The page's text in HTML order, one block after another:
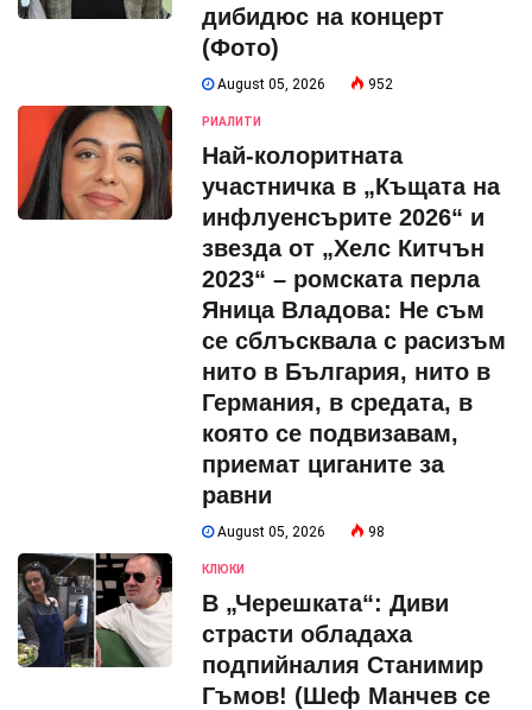
дибидюс на концерт
(Фото)
August 05, 2026 952
РИАЛИТИ
Най-колоритната
участничка в „Къщата на
инфлуенсърите 2026“ и
звезда от „Хелс Китчън
2023“ – ромската перла
Яница Владова: Не съм
се сблъсквала с расизъм
нито в България, нито в
Германия, в средата, в
която се подвизавам,
приемат циганите за
равни
August 05, 2026 98
КЛЮКИ
В „Черешката“: Диви
страсти обладаха
подпийналия Станимир
Гъмов! (Шеф Манчев се